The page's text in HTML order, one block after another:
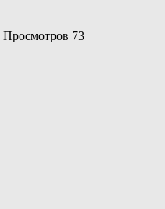
Просмотров 73